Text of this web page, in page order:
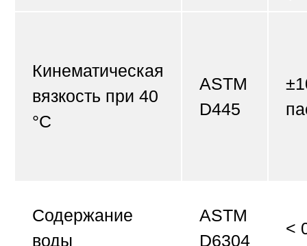
Кинематическая
вязкость при 40
°C
ASTM
D445
Содержание
воды
ASTM
D6304
<